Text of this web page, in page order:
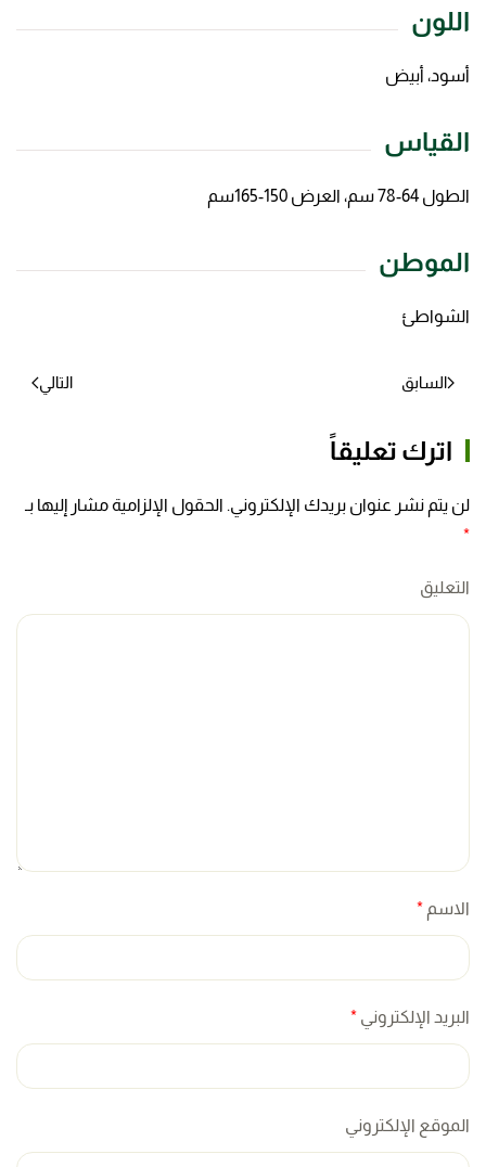
اللون
أسود، أبيض
القياس
الطول 64-78 سم، العرض 150-165سم
الموطن
الشواطئ
السابق التالي
اترك تعليقاً
لن يتم نشر عنوان بريدك الإلكتروني. الحقول الإلزامية مشار إليها بـ
*
التعليق
الاسم *
البريد الإلكتروني *
الموقع الإلكتروني